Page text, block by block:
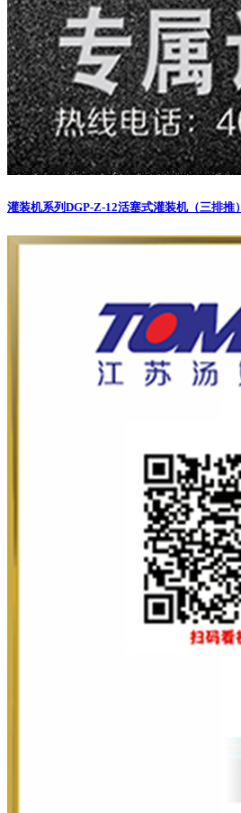
灌装机系列 DGP-Z-12活塞式灌装机（三排推）